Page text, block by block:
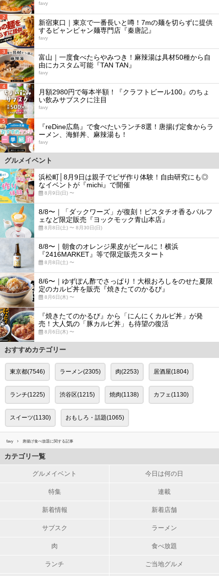
favy
2
新宿東口｜東京で一番長いと噂！7mの麺を切らずに提供
するビャンビャン麺専門店『秦唐記』
favy
3
富山｜一度食べたらやみつき！麻辣湯は具材50種から自
由にカスタム可能『TAN TAN』
favy
4
月額2980円で毎本半額！『クラフトビール100』のちょ
い飲みサブスクに注目
favy
5
『reDine広島』で食べたいランチ8選！唐揚げ定食からラ
ーメン、海鮮丼、麻辣湯も！
favy
グルメイベント
浜松町│8月9日は親子でピザ作り体験！自由研究にも◎
なイベントが『michi』で開催
8月9日(日) 〜
8/8〜｜「ダックワーズ」が復刻！ピスタチオ香るパルフ
ェなど限定販売『ヨックモック青山本店』
8月8日(土) 〜 8月30日(日)
8/8〜｜朝食のオレンジ果皮がビールに！横浜
『2416MARKET』等で限定販売スタート
8月8日(土) 〜
8/6〜｜ゆずぽん酢でさっぱり！大根おろしをのせた夏限
定のカルビ丼を販売『焼きたてのかるび』
8月6日(木) 〜
『焼きたてのかるび』から「にんにくカルビ丼」が発
売！大人気の「豚カルビ丼」も待望の復活
8月6日(木) 〜
おすすめカテゴリー
東京都(7546) ラーメン(2305) 肉(2253) 居酒屋(1804)
ランチ(1225) 渋谷区(1215) 焼肉(1138) カフェ(1130)
スイーツ(1130) おもしろ・話題(1065)
favy 唐揚げ食べ放題に関する記事
カテゴリ一覧
グルメイベント 今日は何の日
特集 連載
新着情報 新着店舗
サブスク ラーメン
肉 食べ放題
ランチ ご当地グルメ